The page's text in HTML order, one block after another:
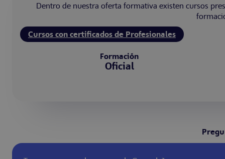
Dentro de nuestra oferta formativa existen cursos
Cursos con certificados de Profesionales
Formación
Oficial